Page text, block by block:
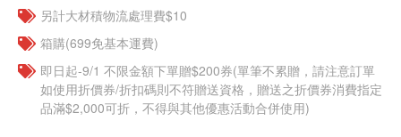
另計大材積物流處理費$10
箱購(699免基本運費)
即日起-9/1 不限金額下單贈$200券(單筆不累贈，請注意訂單
如使用折價券/折扣碼則不符贈送資格，贈送之折價券消費指定
品滿$2,000可折，不得與其他優惠活動合併使用)